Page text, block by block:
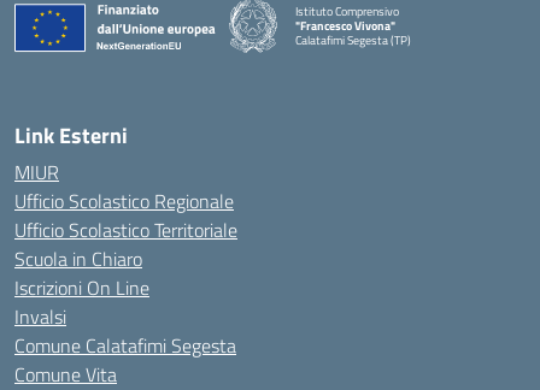
Istituto Comprensivo
"Francesco Vivona"
Calatafimi Segesta (TP)
— Visita la pagina iniziale della scuola
Link Esterni
MIUR
Ufficio Scolastico Regionale
Ufficio Scolastico Territoriale
Scuola in Chiaro
Iscrizioni On Line
Invalsi
Comune Calatafimi Segesta
Comune Vita